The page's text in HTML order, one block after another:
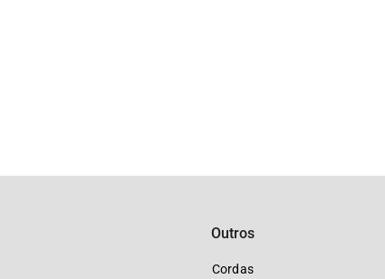
Outros
Cordas